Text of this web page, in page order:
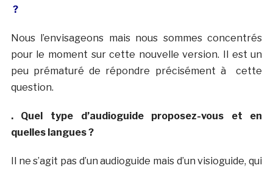
?
Nous l’envisageons mais nous sommes concentrés
pour le moment sur cette nouvelle version. Il est un
peu prématuré de répondre précisément à cette
question.
. Quel type d’audioguide proposez-vous et en
quelles langues ?
Il ne s’agit pas d’un audioguide mais d’un visioguide, qui